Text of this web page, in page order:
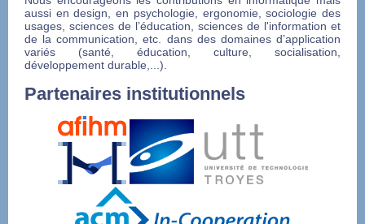
aussi en design, en psychologie, ergonomie, sociologie des
usages, sciences de l’éducation, sciences de l'information et
de la communication, etc. dans des domaines d’application
variés (santé, éducation, culture, socialisation,
développement durable,...).
Partenaires institutionnels